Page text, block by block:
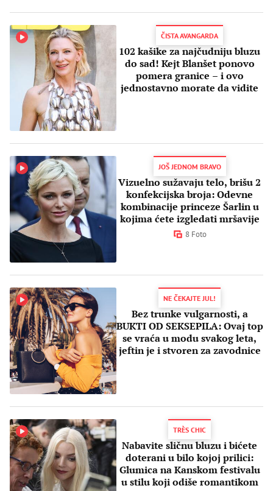
ČISTA AVANGARDA
102 kašike za najčudniju bluzu
do sad! Kejt Blanšet ponovo
pomera granice – i ovo
jednostavno morate da vidite
JOŠ JEDNOM BRAVO
Vizuelno sužavaju telo, brišu 2
konfekcijska broja: Odevne
kombinacije princeze Šarlin u
kojima ćete izgledati mršavije
8 Foto
NE ČEKAJTE JUL!
Bez trunke vulgarnosti, a
BUKTI OD SEKSEPILA: Ovaj top
se vraća u modu svakog leta,
jeftin je i stvoren za zavodnice
TRÈS CHIC
Nabavite sličnu bluzu i bićete
doterani u bilo kojoj prilici:
Glumica na Kanskom festivalu
u stilu koji odiše romantikom